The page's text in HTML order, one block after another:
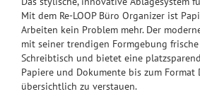
Mit dem Re-LOOP Büro Organizer ist
Arbeiten kein Problem mehr. Der
mit seiner trendigen Formgebung
Schreibtisch und bietet eine
Papiere und Dokumente bis zum Format
übersichtlich zu verstauen.